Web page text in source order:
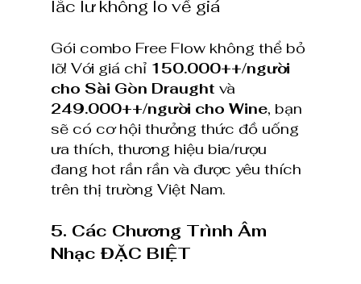
lắc lư không lo về giá
Gói combo Free Flow không thể bỏ
lỡ! Với giá chỉ 150.000++/người
cho Sài Gòn Draught và
249.000++/người cho Wine, bạn
sẽ có cơ hội thưởng thức đồ uống
ưa thích, thương hiệu bia/rượu
đang hot rần rần và được yêu thích
trên thị trường Việt Nam.
5. Các Chương Trình Âm
Nhạc ĐẶC BIỆT